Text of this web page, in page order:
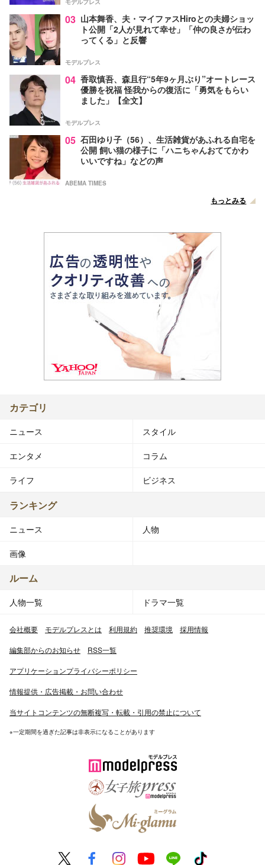
モデルプレス
03 山本舞香、夫・マイファスHiroとの夫婦ショッ
ト公開「2人が見れて幸せ」「仲の良さが伝わ
ってくる」と反響
モデルプレス
04 香取慎吾、森且行“5年9ヶ月ぶり”オートレース
優勝を祝福 怪我からの復活に「勇気をもらい
ました」【全文】
モデルプレス
05 石田ゆり子（56）、生活雑貨があふれる自宅を
公開 飼い猫の様子に「ハニちゃんおててかわ
いいですね」などの声
ABEMA TIMES
もっとみる
カテゴリ
ニュース スタイル
エンタメ コラム
ライフ ビジネス
ランキング
ニュース 人物
画像
ルーム
人物一覧 ドラマ一覧
会社概要 モデルプレスとは 利用規約 推奨環境 採用情報
編集部からのお知らせ RSS一覧
アプリケーションプライバシーポリシー
情報提供・広告掲載・お問い合わせ
当サイトコンテンツの無断複写・転載・引用の禁止について
※一定期間を過ぎた記事は非表示になることがあります